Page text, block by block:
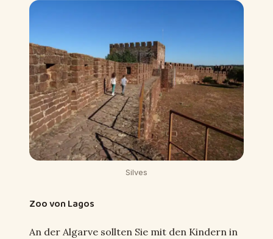
Silves
Zoo von Lagos
An der Algarve sollten Sie mit den Kindern in